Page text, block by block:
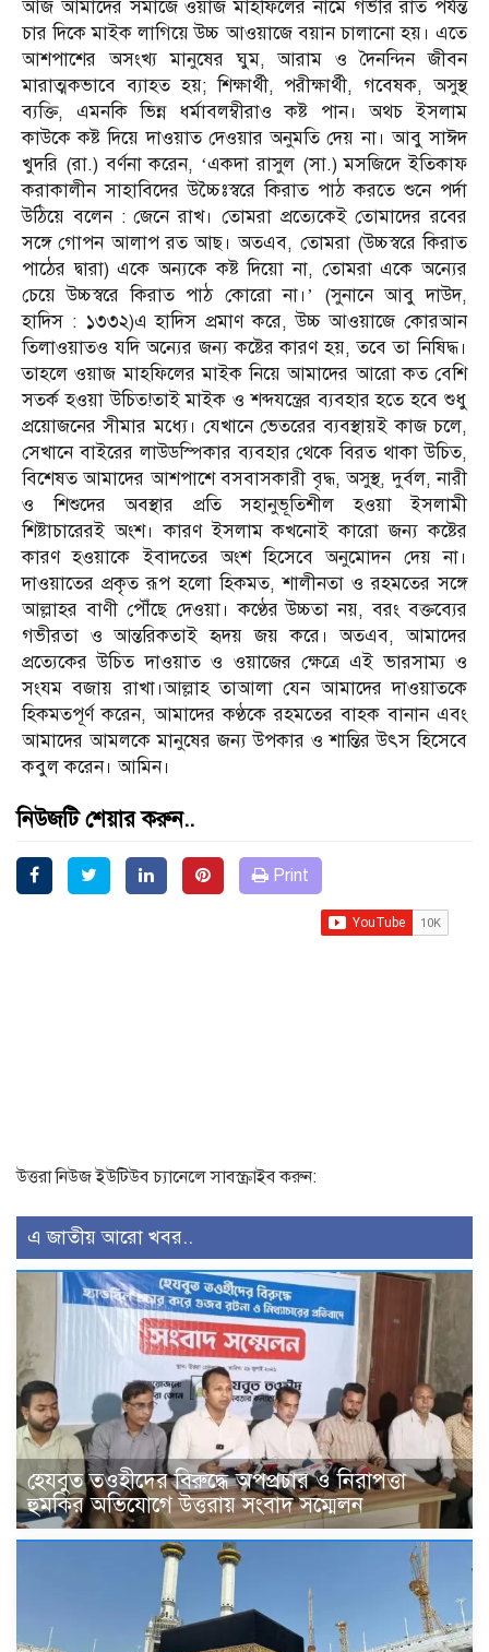
আজ আমাদের সমাজে ওয়াজ মাহফিলের নামে গভীর রাত পর্যন্ত
চার দিকে মাইক লাগিয়ে উচ্চ আওয়াজে বয়ান চালানো হয়। এতে
আশপাশের অসংখ্য মানুষের ঘুম, আরাম ও দৈনন্দিন জীবন
মারাত্মকভাবে ব্যাহত হয়; শিক্ষার্থী, পরীক্ষার্থী, গবেষক, অসুস্থ
ব্যক্তি, এমনকি ভিন্ন ধর্মাবলম্বীরাও কষ্ট পান। অথচ ইসলাম
কাউকে কষ্ট দিয়ে দাওয়াত দেওয়ার অনুমতি দেয় না। আবু সাঈদ
খুদরি (রা.) বর্ণনা করেন, ‘একদা রাসুল (সা.) মসজিদে ইতিকাফ
করাকালীন সাহাবিদের উচ্চৈঃস্বরে কিরাত পাঠ করতে শুনে পর্দা
উঠিয়ে বলেন : জেনে রাখ। তোমরা প্রত্যেকেই তোমাদের রবের
সঙ্গে গোপন আলাপ রত আছ। অতএব, তোমরা (উচ্চস্বরে কিরাত
পাঠের দ্বারা) একে অন্যকে কষ্ট দিয়ো না, তোমরা একে অন্যের
চেয়ে উচ্চস্বরে কিরাত পাঠ কোরো না।’ (সুনানে আবু দাউদ,
হাদিস : ১৩৩২)এ হাদিস প্রমাণ করে, উচ্চ আওয়াজে কোরআন
তিলাওয়াতও যদি অন্যের জন্য কষ্টের কারণ হয়, তবে তা নিষিদ্ধ।
তাহলে ওয়াজ মাহফিলের মাইক নিয়ে আমাদের আরো কত বেশি
সতর্ক হওয়া উচিত!তাই মাইক ও শব্দযন্ত্রের ব্যবহার হতে হবে শুধু
প্রয়োজনের সীমার মধ্যে। যেখানে ভেতরের ব্যবস্থায়ই কাজ চলে,
সেখানে বাইরের লাউডস্পিকার ব্যবহার থেকে বিরত থাকা উচিত,
বিশেষত আমাদের আশপাশে বসবাসকারী বৃদ্ধ, অসুস্থ, দুর্বল, নারী
ও শিশুদের অবস্থার প্রতি সহানুভূতিশীল হওয়া ইসলামী
শিষ্টাচারেরই অংশ। কারণ ইসলাম কখনোই কারো জন্য কষ্টের
কারণ হওয়াকে ইবাদতের অংশ হিসেবে অনুমোদন দেয় না।
দাওয়াতের প্রকৃত রূপ হলো হিকমত, শালীনতা ও রহমতের সঙ্গে
আল্লাহর বাণী পৌঁছে দেওয়া। কণ্ঠের উচ্চতা নয়, বরং বক্তব্যের
গভীরতা ও আন্তরিকতাই হৃদয় জয় করে। অতএব, আমাদের
প্রত্যেকের উচিত দাওয়াত ও ওয়াজের ক্ষেত্রে এই ভারসাম্য ও
সংযম বজায় রাখা।আল্লাহ তাআলা যেন আমাদের দাওয়াতকে
হিকমতপূর্ণ করেন, আমাদের কণ্ঠকে রহমতের বাহক বানান এবং
আমাদের আমলকে মানুষের জন্য উপকার ও শান্তির উৎস হিসেবে
কবুল করেন। আমিন।
নিউজটি শেয়ার করুন..
Print
উত্তরা নিউজ ইউটিউব চ্যানেলে সাবস্ক্রাইব করুন:
এ জাতীয় আরো খবর..
হেযবুত তওহীদের বিরুদ্ধে অপপ্রচার ও নিরাপত্তা
হুমকির অভিযোগে উত্তরায় সংবাদ সম্মেলন